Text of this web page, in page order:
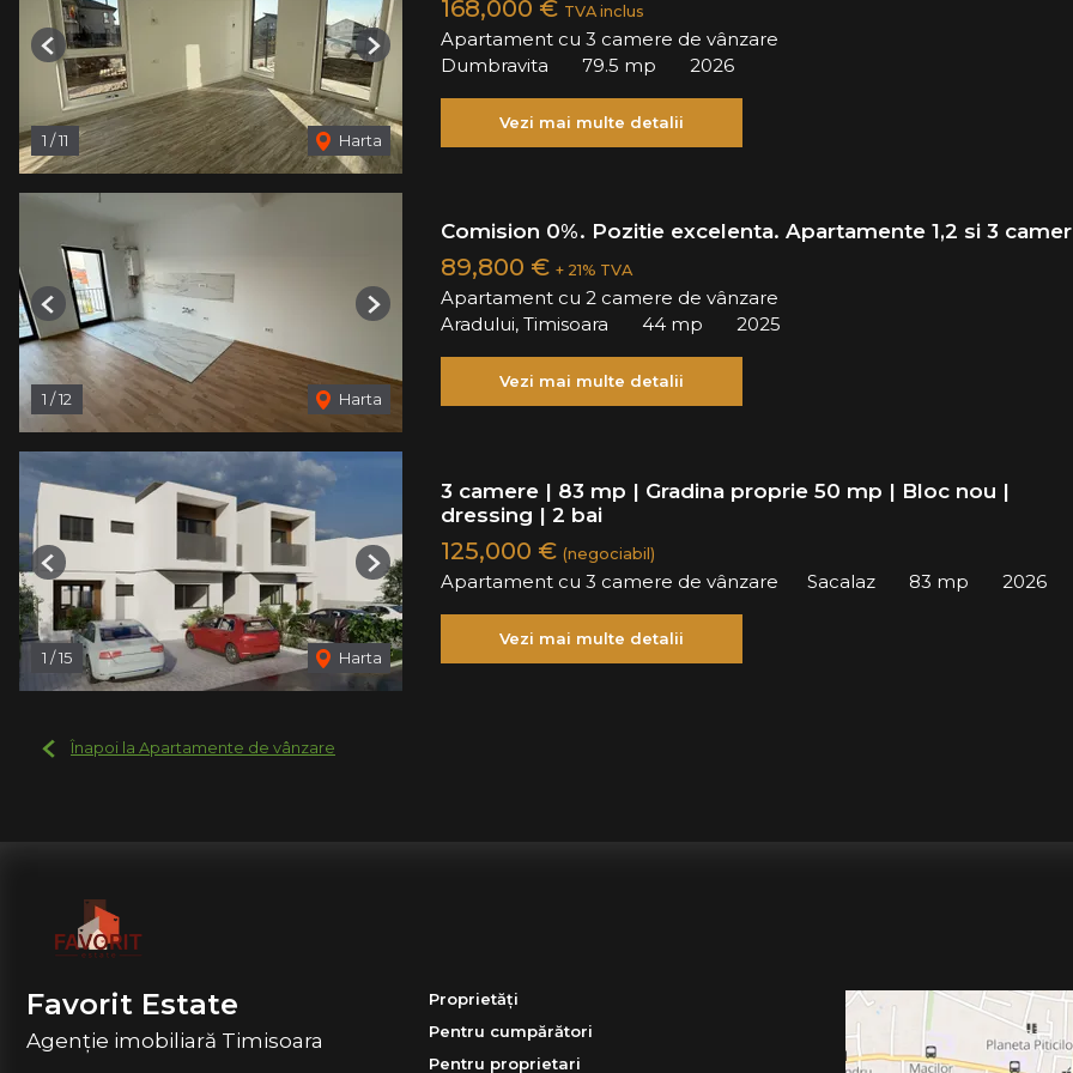
1 /11 Harta
Previous Next
168,000 € TVA inclus
Apartament cu 3 camere de vânzare
Dumbravita
79.5 mp 2026
Vezi mai multe detalii
1 /12 Harta
Previous Next
Comision 0%. Pozitie excelenta. Apartamente 1,2 si 3
89,800 € + 21% TVA
Apartament cu 2 camere de vânzare
Aradului, Timisoara
44 mp 2025
Vezi mai multe detalii
1 /15 Harta
Previous Next
3 camere | 83 mp | Gradina proprie 50 mp | Bloc nou |
dressing | 2 bai
125,000 € (negociabil)
Apartament cu 3 camere de vânzare Sacalaz 83 mp 2026
Vezi mai multe detalii
Înapoi la Apartamente de vânzare
Favorit Estate
Agenție imobiliară Timisoara
Proprietăți
Pentru cumpărători
Pentru proprietari